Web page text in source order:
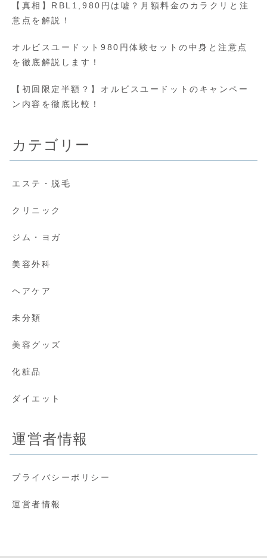
【真相】RBL1,980円は嘘？月額料金のカラクリと注
意点を解説！
オルビスユードット980円体験セットの中身と注意点
を徹底解説します！
【初回限定半額？】オルビスユードットのキャンペー
ン内容を徹底比較！
カテゴリー
エステ・脱毛
クリニック
ジム・ヨガ
美容外科
ヘアケア
未分類
美容グッズ
化粧品
ダイエット
運営者情報
プライバシーポリシー
運営者情報